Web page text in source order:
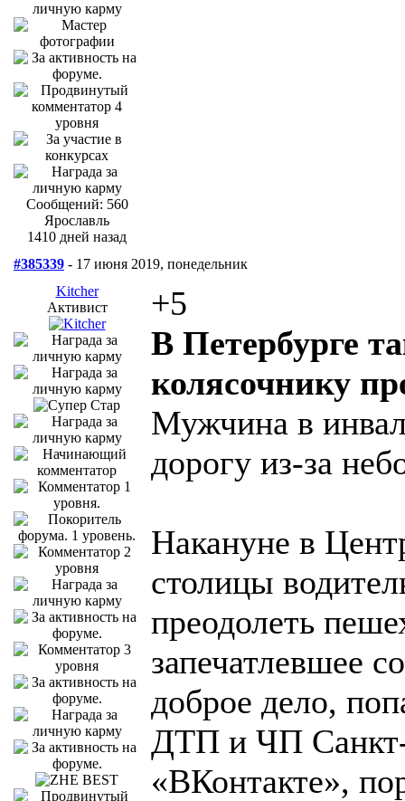
Сообщений: 560
Ярославль
1410 дней назад
#385339 - 17 июня 2019, понедельник
Kitcher
Активист
+5
В Петербурге
колясочнику
Мужчина в
дорогу из-за
Накануне в
столицы
преодолеть
запечатлевшее
доброе дело,
ДТП и ЧП Санкт-
«ВКонтакте»,